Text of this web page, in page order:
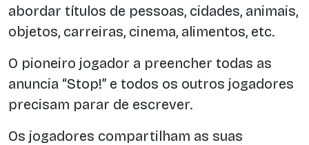
abordar títulos de pessoas, cidades, animais,
objetos, carreiras, cinema, alimentos, etc.
O pioneiro jogador a preencher todas as
anuncia “Stop!” e todos os outros jogadores
precisam parar de escrever.
Os jogadores compartilham as suas